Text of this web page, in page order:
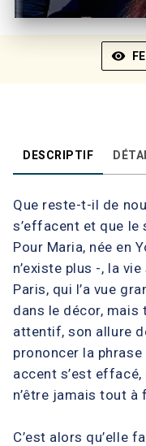
visibility
DESCRIPTIF
Que reste-t-il de
s’effacent et que le
Pour Maria, née en
n’existe plus -, la
Paris, qui l’a vue
dans le décor,
attentif, son allure
prononcer la
accent s’est
n’être jamais tout à
C’est alors qu’elle